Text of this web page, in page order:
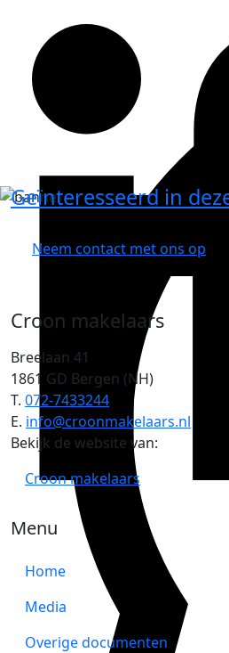
Geïnteresseerd in
Neem contact met ons op
Croon makelaars
Breelaan 41
1861 GD Bergen (NH)
T. 072-7433244
E. info@croonmakelaars.nl
Bekijk de website van:
Croon makelaars
Menu
Home
Media
Overige documenten